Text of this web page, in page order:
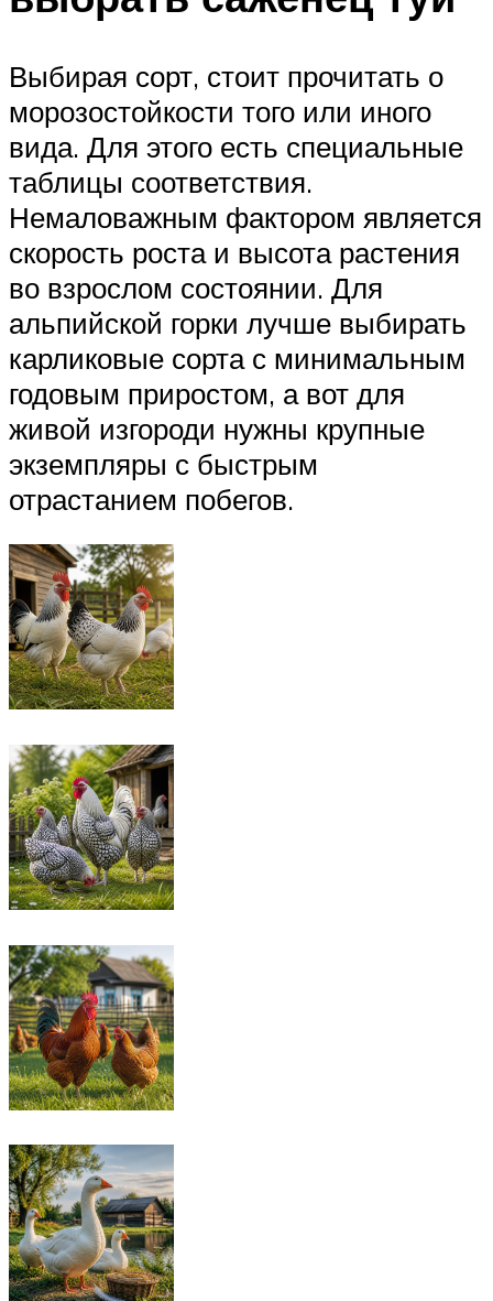
Выбирая сорт, стоит прочитать о
морозостойкости того или иного
вида. Для этого есть специальные
таблицы соответствия.
Немаловажным фактором является
скорость роста и высота растения
во взрослом состоянии. Для
альпийской горки лучше выбирать
карликовые сорта с минимальным
годовым приростом, а вот для
живой изгороди нужны крупные
экземпляры с быстрым
отрастанием побегов.